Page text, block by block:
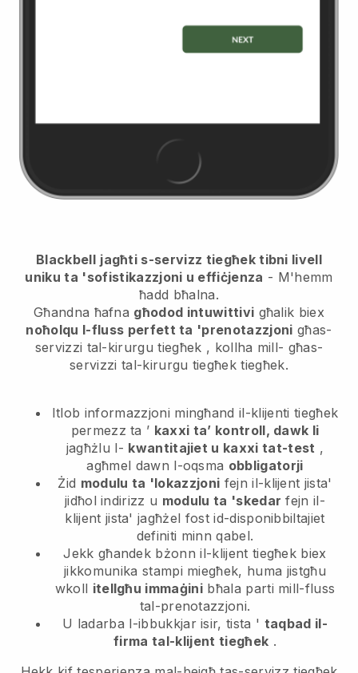
Blackbell jagħti s-servizz tiegħek tibni livell
uniku ta 'sofistikazzjoni u effiċjenza - M'hemm
ħadd bħalna.
Għandna ħafna għodod intuwittivi għalik biex
noħolqu l-fluss perfett ta 'prenotazzjoni għas-
servizzi tal-kirurgu tiegħek , kollha mill- għas-
servizzi tal-kirurgu tiegħek tiegħek.
Itlob informazzjoni mingħand il-klijenti tiegħek
permezz ta ’ kaxxi ta’ kontroll, dawk li
jagħżlu l- kwantitajiet u kaxxi tat-test ,
agħmel dawn l-oqsma obbligatorji
Żid modulu ta 'lokazzjoni fejn il-klijent jista'
jidħol indirizz u modulu ta 'skedar fejn il-
klijent jista' jagħżel fost id-disponibbiltajiet
definiti minn qabel.
Jekk għandek bżonn il-klijent tiegħek biex
jikkomunika stampi miegħek, huma jistgħu
wkoll itellgħu immaġini bħala parti mill-fluss
tal-prenotazzjoni.
U ladarba l-ibbukkjar isir, tista ' taqbad il-
firma tal-klijent tiegħek .